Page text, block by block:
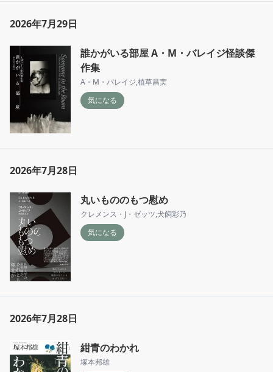
2026年7月29日
誰かがいる部屋 A・M・バレイジ怪談傑
作集
A・M・バレイジ,植草昌実
気になる
2026年7月28日
丸いもののもつ慰め
クレメンス・J・ゼッツ,犬飼彩乃
気になる
2026年7月28日
紺青のわかれ
塚本邦雄